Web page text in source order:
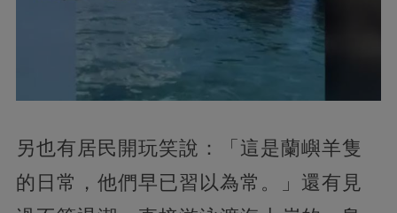
另也有居民開玩笑說：「這是蘭嶼羊隻
的日常，他們早已習以為常。」還有見